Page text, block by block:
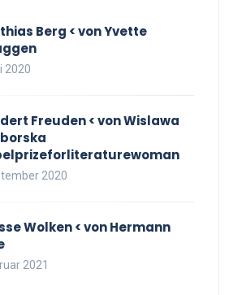
Berg < von Yvette
2020
Freuden < von Wislawa
2020
Wolken < von Hermann
2021